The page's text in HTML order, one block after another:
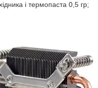
і термопаста 0,5 гр;